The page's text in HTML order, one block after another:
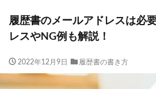
履歴書のメールアドレスは必
レスやNG例も解説！
2022年12月9日 履歴書の書き方